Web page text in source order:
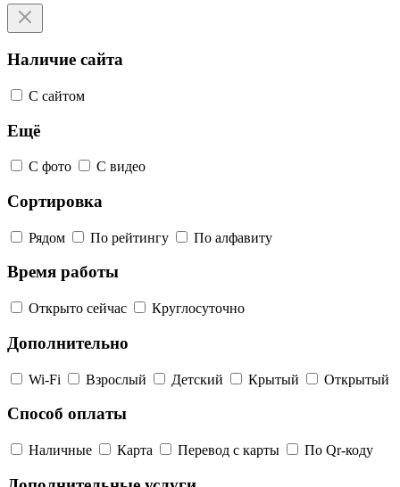
Наличие сайта
С сайтом
Ещё
С фото С видео
Сортировка
Рядом По рейтингу По алфавиту
Время работы
Открыто сейчас Круглосуточно
Дополнительно
Wi-Fi Взрослый Детский Крытый Открытый
Способ оплаты
Наличные Карта Перевод с карты По Qr-коду